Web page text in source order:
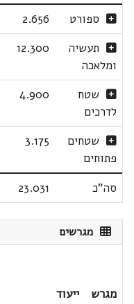
ספורט
2.656
תעשיה
ומלאכה
12.300
שטח
לדרכים
4.900
שטחים
פתוחים
3.175
סה"כ 23.031
מגרשים
מגרש ייעוד